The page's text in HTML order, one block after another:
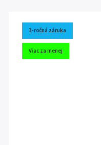
3-ročná záruka
Viac za menej